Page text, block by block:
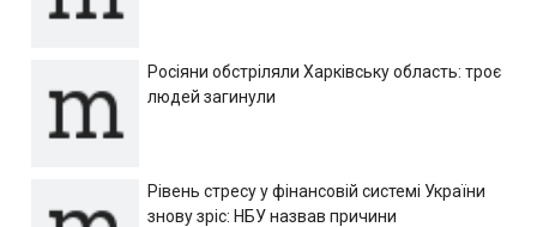
Росіяни обстріляли Харківську область: троє
людей загинули
Рівень стресу у фінансовій системі України
знову зріс: НБУ назвав причини